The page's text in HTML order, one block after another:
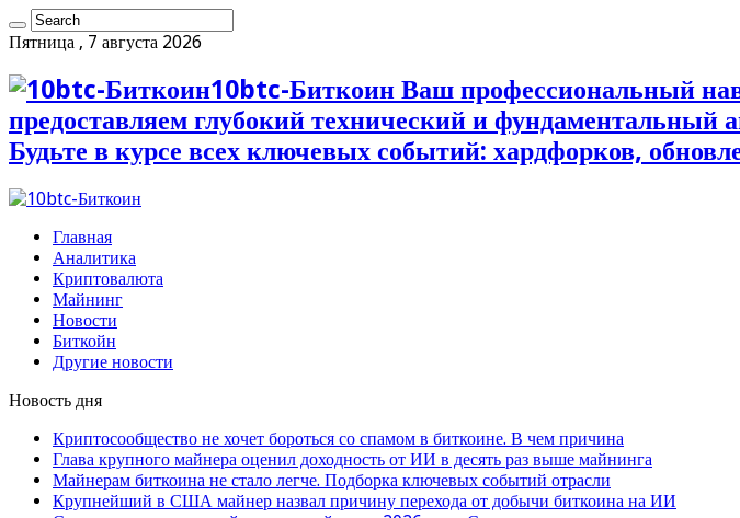
Пятница , 7 августа 2026
10btc-Биткоин Ваш профессиональный
предоставляем глубокий технический и
Будьте в курсе всех ключевых событий: хардфорков,
Главная
Аналитика
Криптовалюта
Майнинг
Новости
Биткойн
Другие новости
Новость дня
Криптосообщество не хочет бороться со спамом в биткоине. В чем причина
Глава крупного майнера оценил доходность от ИИ в десять раз выше майнинга
Майнерам биткоина не стало легче. Подборка ключевых событий отрасли
Крупнейший в США майнер назвал причину перехода от добычи биткоина на ИИ